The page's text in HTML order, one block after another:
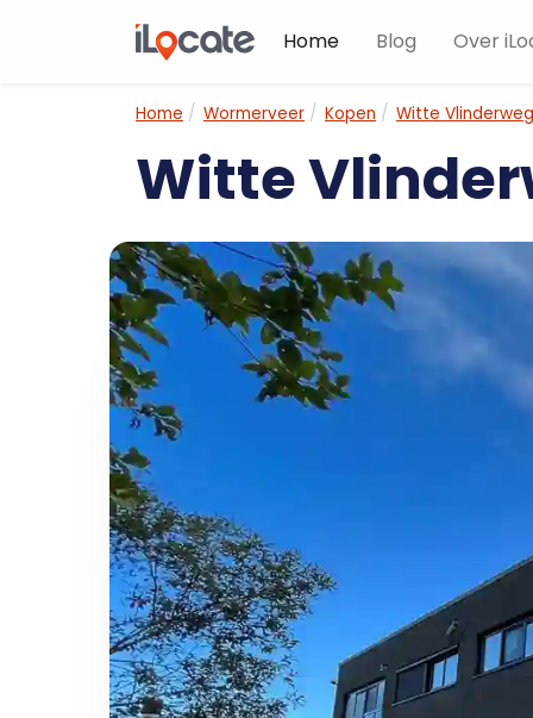
Home Blog Over
Home Wormerveer Kopen Witte Vlinderweg
Witte